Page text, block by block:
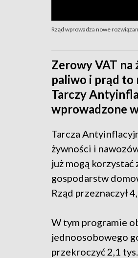
Rząd wprowadza nowe
Zerowy VAT na
paliwo i prąd to
Tarczy
wprowadzone
Tarcza
żywności i
już mogą korzystać
gospodarstw
Rząd przeznaczył
W tym programie
jednoosobowego
przekroczyć 2,1